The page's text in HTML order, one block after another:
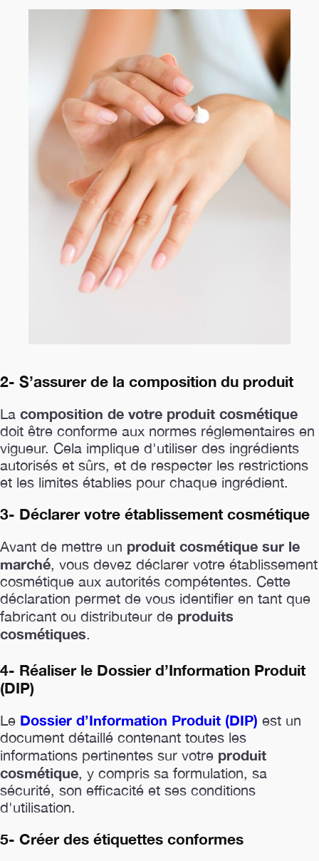
2- S’assurer de la composition du produit
La composition de votre produit cosmétique
doit être conforme aux normes réglementaires en
vigueur. Cela implique d'utiliser des ingrédients
autorisés et sûrs, et de respecter les restrictions
et les limites établies pour chaque ingrédient.
3- Déclarer votre établissement cosmétique
Avant de mettre un produit cosmétique sur le
marché , vous devez déclarer votre établissement
cosmétique aux autorités compétentes. Cette
déclaration permet de vous identifier en tant que
fabricant ou distributeur de produits
cosmétiques
4- Réaliser le Dossier d’Information Produit
(DIP)
Le Dossier d’Information Produit (DIP) est un
document détaillé contenant toutes les
informations pertinentes sur votre produit
cosmétique , y compris sa formulation, sa
sécurité, son efficacité et ses conditions
d'utilisation.
5- Créer des étiquettes conformes